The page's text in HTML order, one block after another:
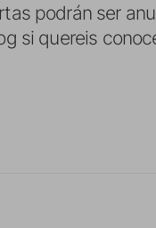
podrán ser
si quereis